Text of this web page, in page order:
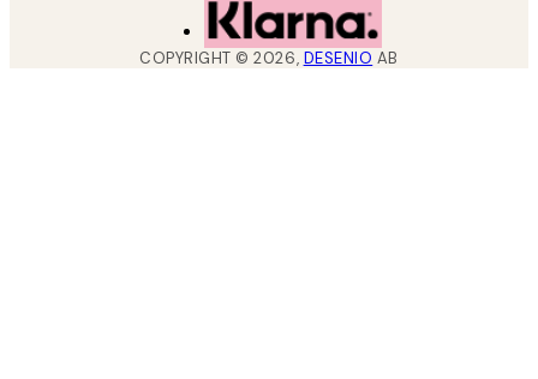
COPYRIGHT ©2026, DESENIO AB